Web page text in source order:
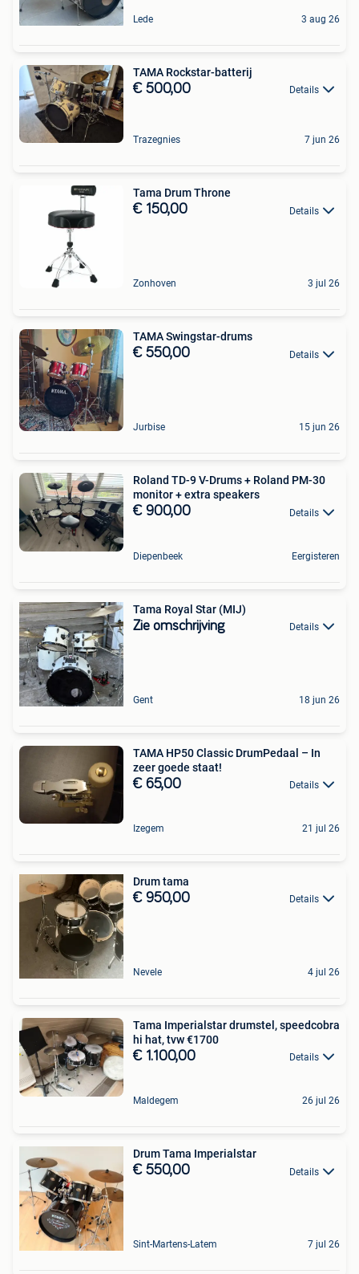
Lede 3 aug 26
TAMA Rockstar-batterij
€ 500,00 Details
Trazegnies 7 jun 26
Tama Drum Throne
€ 150,00 Details
Zonhoven 3 jul 26
TAMA Swingstar-drums
€ 550,00 Details
Jurbise 15 jun 26
Roland TD-9 V-Drums + Roland PM-30
monitor + extra speakers
€ 900,00 Details
Diepenbeek Eergisteren
Tama Royal Star (MIJ)
Zie omschrijving Details
Gent 18 jun 26
TAMA HP50 Classic DrumPedaal – In
zeer goede staat!
€ 65,00 Details
Izegem 21 jul 26
Drum tama
€ 950,00 Details
Nevele 4 jul 26
Tama Imperialstar drumstel, speedcobra
hi hat, tvw €1700
€ 1.100,00 Details
Maldegem 26 jul 26
Drum Tama Imperialstar
€ 550,00 Details
Sint-Martens-Latem 7 jul 26